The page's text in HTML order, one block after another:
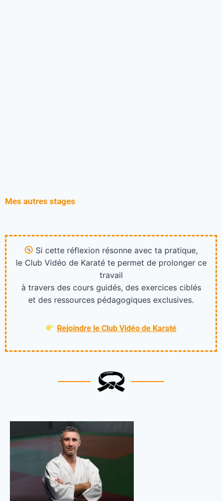
Mes autres stages
Si cette réflexion résonne avec ta pratique,
le Club Vidéo de Karaté te permet de prolonger ce
travail
à travers des cours guidés, des exercices ciblés
et des ressources pédagogiques exclusives.
Rejoindre le Club Vidéo de Karaté